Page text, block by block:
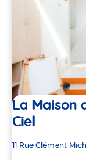
La Maison
Ciel
Adresse
11 Rue Clément